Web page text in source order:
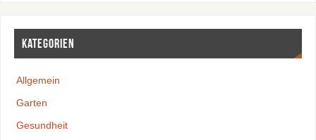
Kategorien
Allgemein
Garten
Gesundheit